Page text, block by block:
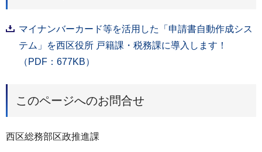
マイナンバーカード等を活用した「申請書自動作成シス
テム」を西区役所 戸籍課・税務課に導入します！
（PDF：677KB）
このページへのお問合せ
西区総務部区政推進課